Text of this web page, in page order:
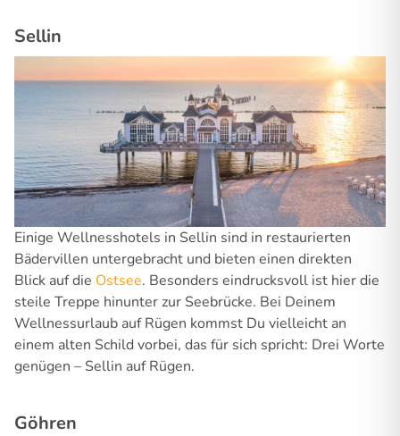
Sellin
Einige Wellnesshotels in Sellin sind in restaurierten
Bädervillen untergebracht und bieten einen direkten
Blick auf die Ostsee. Besonders eindrucksvoll ist hier die
steile Treppe hinunter zur Seebrücke. Bei Deinem
Wellnessurlaub auf Rügen kommst Du vielleicht an
einem alten Schild vorbei, das für sich spricht: Drei Worte
genügen – Sellin auf Rügen.
Göhren